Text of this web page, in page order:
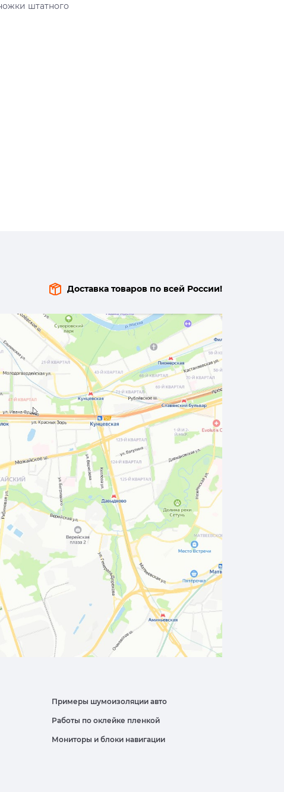
штатного
Доставка товаров по всей России!
Примеры шумоизоляции авто
Работы по оклейке пленкой
Мониторы и блоки навигации